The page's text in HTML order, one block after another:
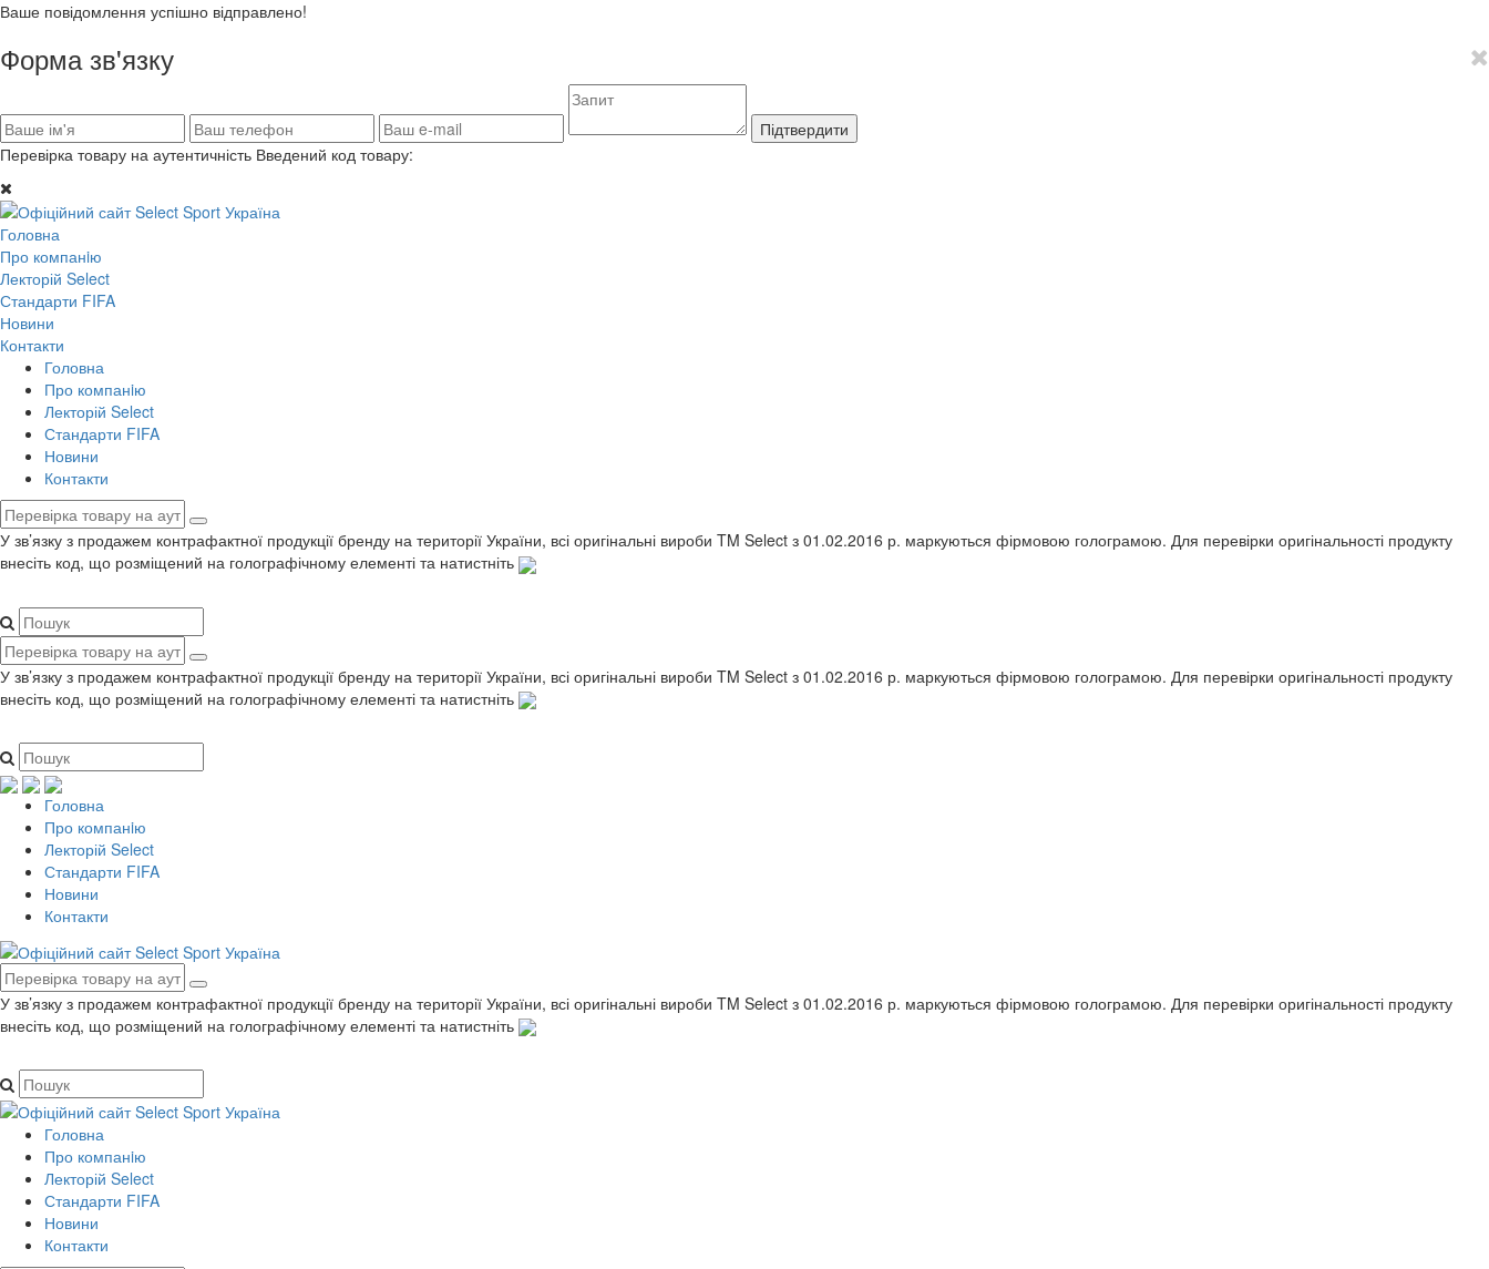
Ваше повідомлення успішно відправлено!
Форма зв'язку
Підтвердити
Перевірка товару на аутентичність Введений код товару:
Головна
Про компанiю
Лекторій Select
Стандарти FIFA
Новини
Контакти
Головна
Про компанiю
Лекторій Select
Стандарти FIFA
Новини
Контакти
У зв’язку з продажем контрафактної продукції бренду на території України, всі оригінальні вироби TM Select з 01.02.2016 р. маркуються фірмовою голограмою. Для перевірки оригінальності продукту
внесіть код, що розміщений на голографічному елементі та натистніть
У зв’язку з продажем контрафактної продукції бренду на території України, всі оригінальні вироби TM Select з 01.02.2016 р. маркуються фірмовою голограмою. Для перевірки оригінальності продукту
внесіть код, що розміщений на голографічному елементі та натистніть
Головна
Про компанiю
Лекторій Select
Стандарти FIFA
Новини
Контакти
У зв’язку з продажем контрафактної продукції бренду на території України, всі оригінальні вироби TM Select з 01.02.2016 р. маркуються фірмовою голограмою. Для перевірки оригінальності продукту
внесіть код, що розміщений на голографічному елементі та натистніть
Головна
Про компанiю
Лекторій Select
Стандарти FIFA
Новини
Контакти